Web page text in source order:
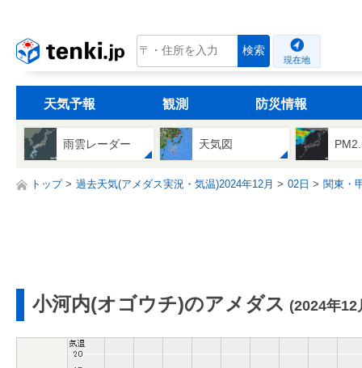
tenki.jp 検索
現在地
天気予報 観測 防災情報
雨雲レーダー 天気図
トップ 過去天気(アメダス実況・気温)2024年12月 02日 関東・
小河内(オゴウチ)のアメダス (2024年12